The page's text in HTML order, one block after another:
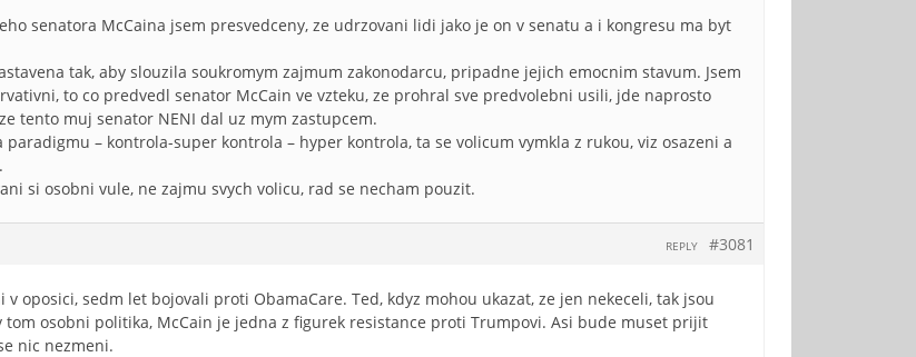
senatora McCaina jsem presvedceny, ze udrzovani lidi jako je on v senatu a i kongresu ma byt
tak, aby slouzila soukromym zajmum zakonodarcu, pripadne jejich emocnim stavum. Jsem
to co predvedl senator McCain ve vzteku, ze prohral sve predvolebni usili, jde naprosto
tento muj senator NENI dal uz mym zastupcem.
paradigmu – kontrola-super kontrola – hyper kontrola, ta se volicum vymkla z rukou, viz osazeni a
si osobni vule, ne zajmu svych volicu, rad se necham pouzit.
#3081
REPLY
oposici, sedm let bojovali proti ObamaCare. Ted, kdyz mohou ukazat, ze jen nekeceli, tak jsou
tom osobni politika, McCain je jedna z figurek resistance proti Trumpovi. Asi bude muset prijit
nic nezmeni.